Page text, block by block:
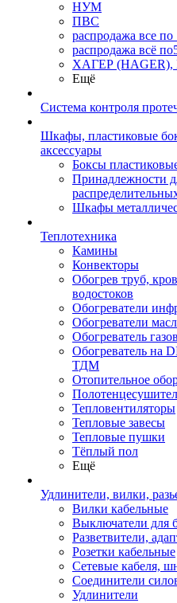
НУМ
ПВС
распродажа все по
распродажа всё
ХАГЕР (HAGER),
Ещё
Система контроля
Шкафы, пластиковые
аксессуары
Боксы
Принадлежности
Шкафы
Теплотехника
Камины
Конвекторы
Обогрев труб,
водостоков
Обогреватели
Обогреватели
Обогреватель
Обогреватель на
ТДМ
Отопительное
Тепловентиляторы
Тепловые завесы
Тепловые пушки
Тёплый пол
Ещё
Удлинители, вилки,
Вилки кабельные
Выключатели для
Разветвители,
Розетки кабельные
Сетевые кабеля,
Соединители
Удлинители